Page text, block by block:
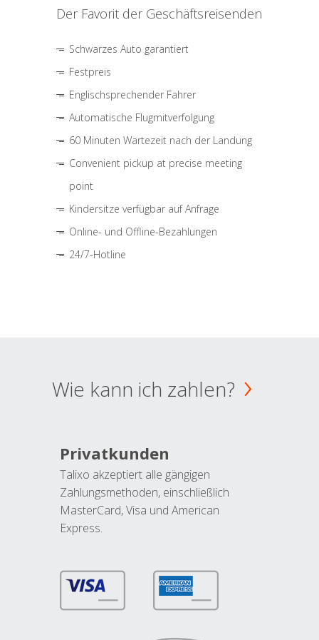
Der Favorit der Geschäftsreisenden
Schwarzes Auto garantiert
Festpreis
Englischsprechender Fahrer
Automatische Flugmitverfolgung
60 Minuten Wartezeit nach der Landung
Convenient pickup at precise meeting
point
Kindersitze verfügbar auf Anfrage
Online- und Offline-Bezahlungen
24/7-Hotline
Wie kann ich zahlen?
Privatkunden
Talixo akzeptiert alle gängigen
Zahlungsmethoden, einschließlich
MasterCard, Visa und American
Express.